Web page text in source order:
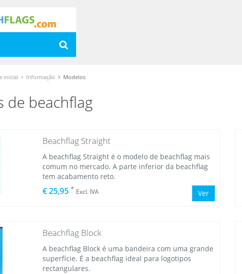
inicial Informação Modelos
de beachflag
Beachflag Straight
A beachflag Straight é o modelo de beachflag mais
comum no mercado. A parte inferior da beachflag
tem acabamento reto.
€ 25,95 * Excl. IVA Ver
Beachflag Block
A beachflag Block é uma bandeira com uma grande
superfície. É a beachflag ideal para logotipos
rectangulares.